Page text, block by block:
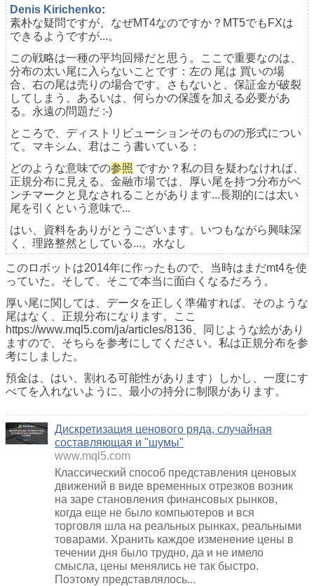
Denis Kirichenko:
素朴な疑問ですが、なぜMT4なのですか？MT5でもFXは
できるようですが...。
この戦略は一種の平均回帰だと思う。ここで重要なのは、
分布の太い尾に入らないことです： 左の 尾は 買いの場
合、右の尾は売りの場合です。さもないと、保証金が破裂
してしまう。あるいは、何らかの保護を加える必要があ
る。永遠の問題だ :-)
ところで、ディストリビューションそのものの形式につい
て。マキシム、君はこう書いている：
どのような意味での参照 ですか？私の目を疑わなければ、
正規分布に見える。金融市場では、厚い尾を持つ分布がベ
ンチマークと見なされることがあります...長期的には太い
尾を引くという意味で...
はい、資料をありがとうございます。いつもながら興味深
く、理路整然としている...。水なし
このロボットは2014年に作ったもので、当時はまだmt4を使
っていた。そして、そこで本当に面白くなるだろう。
厚い尾に関しては、データを正しく準備すれば、そのような
尾はなく、正規分布になります。ここ
https://www.mql5.com/ja/articles/8136、同じような絵があり
ますので、そちらを参考にしてください。私は正規分布を参
考にしました。
預金は、はい、割れる可能性があります）しかし、一度にす
べてを入れないように、最小の持分に制限があります。
Дискретизация ценового ряда, случайная
составляющая и "шумы"
www.mql5.com
Классический способ представления ценовых
движений в виде временных отрезков возник
на заре становления финансовых рынков,
когда еще не было компьютеров и вся
торговля шла на реальных рынках, реальными
товарами. Хранить каждое изменение цены в
течении дня было трудно, да и не имело
смысла, цены менялись не так быстро.
Поэтому представлялось...